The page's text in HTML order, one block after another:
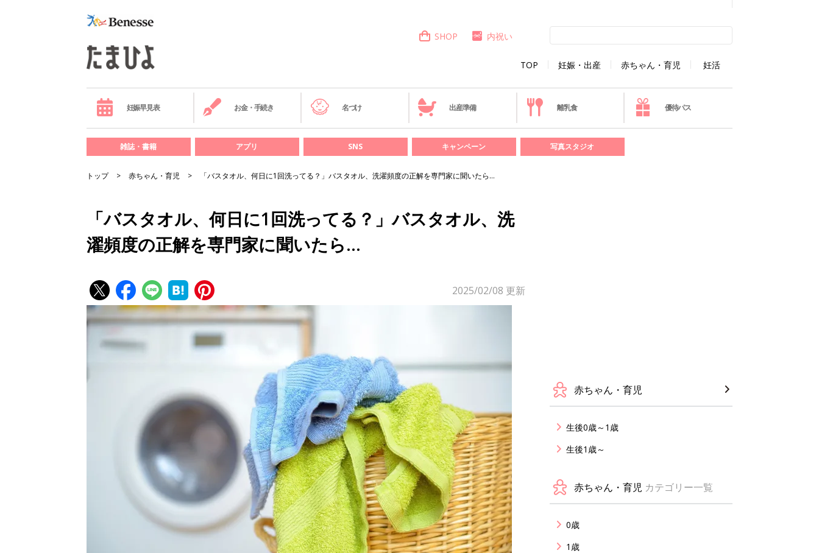
TOP 妊娠・出産 赤ちゃん・育児 妊活
SHOP 内祝い
妊娠早見表 お金・手続き 名づけ 出産準備 離乳食 優待パス
雑誌・書籍 アプリ SNS キャンペーン 写真スタジオ
トップ 赤ちゃん・育児 「バスタオル、何日に1回洗ってる？」バスタオル、洗濯頻度の正解を専門家に聞いたら…
「バスタオル、何日に1回洗ってる？」バスタオル、洗
濯頻度の正解を専門家に聞いたら…
2025/02/08 更新
赤ちゃん・育児
生後0歳～1歳
生後1歳～
赤ちゃん・育児 カテゴリー一覧
0歳
1歳